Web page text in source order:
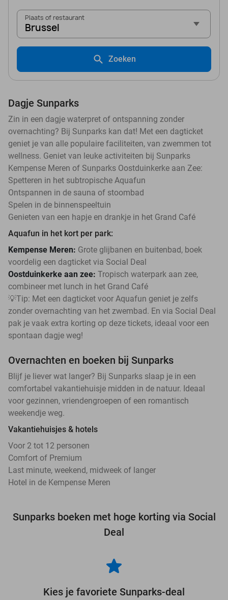
Plaats of restaurant
Brussel
Zoeken
Dagje Sunparks
Zin in een dagje waterpret of ontspanning zonder
overnachting? Bij Sunparks kan dat! Met een dagticket
geniet je van alle populaire faciliteiten, van zwemmen tot
wellness. Geniet van leuke activiteiten bij Sunparks
Kempense Meren of Sunparks Oostduinkerke aan Zee:
Spetteren in het subtropische Aquafun
Ontspannen in de sauna of stoombad
Spelen in de binnenspeeltuin
Genieten van een hapje en drankje in het Grand Café
Aquafun in het kort per park:
Kempense Meren: Grote glijbanen en buitenbad, boek
voordelig een dagticket via Social Deal
Oostduinkerke aan zee: Tropisch waterpark aan zee,
combineer met lunch in het Grand Café
💡Tip: Met een dagticket voor Aquafun geniet je zelfs
zonder overnachting van het zwembad. En via Social Deal
pak je vaak extra korting op deze tickets, ideaal voor een
spontaan dagje weg!
Overnachten en boeken bij Sunparks
Blijf je liever wat langer? Bij Sunparks slaap je in een
comfortabel vakantiehuisje midden in de natuur. Ideaal
voor gezinnen, vriendengroepen of een romantisch
weekendje weg.
Vakantiehuisjes & hotels
Voor 2 tot 12 personen
Comfort of Premium
Last minute, weekend, midweek of langer
Hotel in de Kempense Meren
Sunparks boeken met hoge korting via Social
Deal
Kies je favoriete Sunparks-deal